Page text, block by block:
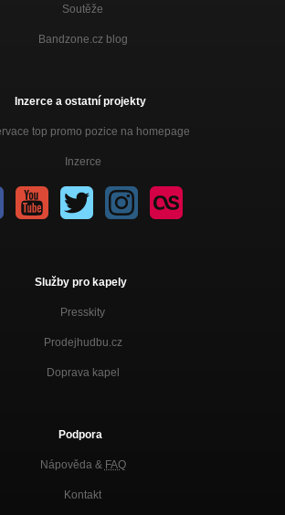
Soutěže
Bandzone.cz blog
Inzerce a ostatní projekty
top promo pozice na homepage
Inzerce
Služby pro kapely
Presskity
Prodejhudbu.cz
Doprava kapel
Podpora
Nápověda & FAQ
Kontakt